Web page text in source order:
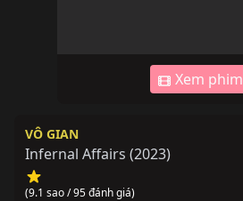
Xem phim
VÔ GIAN
Infernal Affairs (2023)
(9.1 sao / 95 đánh giá)